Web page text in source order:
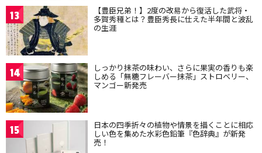
13 【豊臣兄弟！】2度の改易から復活した武将・
多賀秀種とは？豊臣秀長に仕えた半年間と波乱
の生涯
14 しっかり抹茶の味わい、さらに果実の香りも楽
しめる「無糖フレーバー抹茶」ストロベリー、
マンゴー新発売
15 日本の四季折々の植物や情景を描くことに相応
しい色を集めた水彩色鉛筆『色辞典』が新発
売！